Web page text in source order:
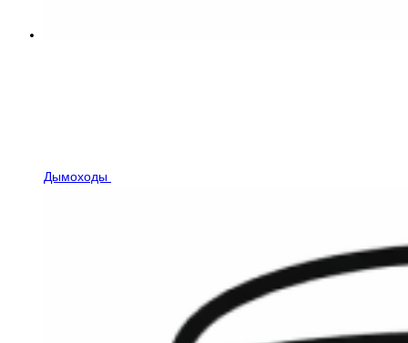
Дымоходы